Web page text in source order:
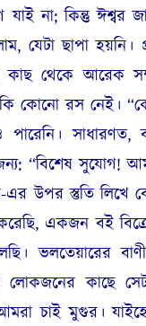
যাই না; কিন্তু ঈশ্বর
যেটা ছাপা
থেকে আরেক
কোনো রস নেই।
সাধারণত,
“বিশেষ সুযোগ!
এর উপর স্তুতি লিখে
একজন বই
ভলতেয়ারের
লোকজনের কাছে
চাই মুগুর।